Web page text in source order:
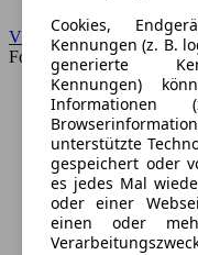
VW
Forum
Cookies,
Kennungen (z. B.
generierte
Kennungen)
unterstützte
gespeichert oder
es jedes Mal
oder einer
einen oder